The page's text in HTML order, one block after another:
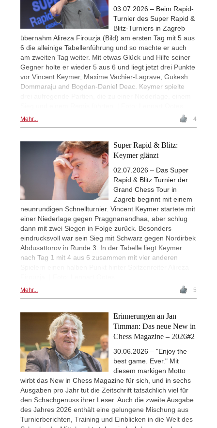
03.07.2026 – Beim Rapid-
Turnier des Super Rapid &
Blitz-Turniers in Zagreb
übernahm Alireza Firouzja (Bild) am ersten Tag mit 5 aus
6 die alleinige Tabellenführung und so machte er auch
am zweiten Tag weiter. Mit etwas Glück und Hilfe seiner
Gegner holte er wieder 5 aus 6 und liegt jetzt drei Punkte
vor Vincent Keymer, Maxime Vachier-Lagrave, Gukesh
Dommaraju and Bogdan-Daniel Deac. Keymer spielte
Mehr... 4
Super Rapid & Blitz:
Keymer glänzt
02.07.2026 – Das Super
Rapid & Blitz Turnier der
Grand Chess Tour in
Zagreb beginnt mit einem
neunrundigen Schnellturnier. Vincent Keymer startete mit
einer Niederlage gegen Praggnanandhaa, aber schlug
dann mit zwei Siegen in Folge zurück. Besonders
eindrucksvoll war sein Sieg mit Schwarz gegen Nordirbek
Abdusattorov in Runde 3. In der Tabelle liegt Keymer
nach Tag 1 mit 4 aus 6 zusammen mit vier anderen
Mehr... 5
Erinnerungen an Jan
Timman: Das neue New in
Chess Magazine – 2026#2
30.06.2026 – "Enjoy the
best game. Ever." Mit
diesem markigen Motto
wirbt das New in Chess Magazine für sich, und in sechs
Ausgaben pro Jahr tut die Zeitschrift tatsächlich viel für
den Schachgenuss ihrer Leser. Auch die zweite Ausgabe
des Jahres 2026 enthält eine gelungene Mischung aus
Turnierberichten, Training und Einblicken in die Welt des